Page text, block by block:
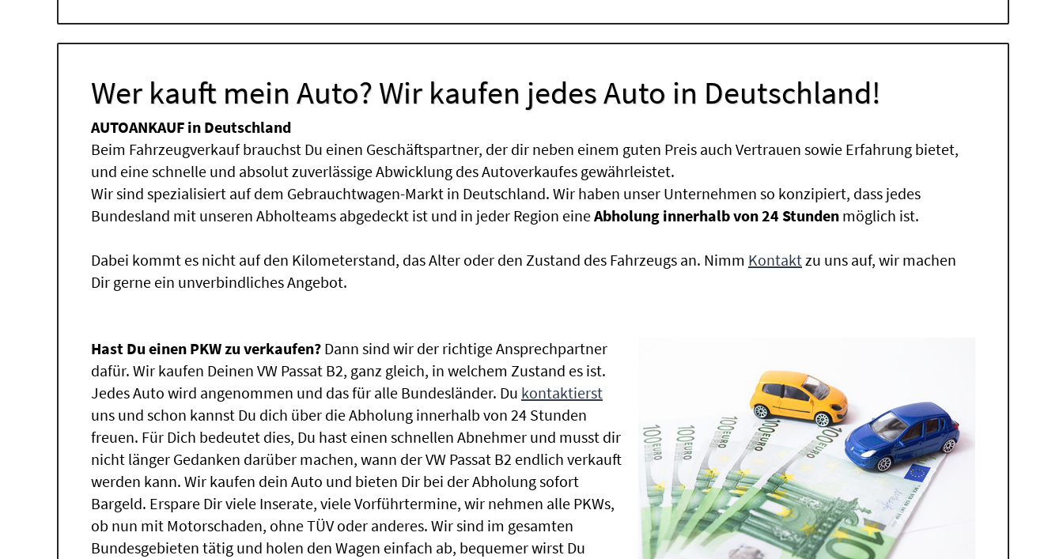
Wer kauft mein Auto? Wir kaufen jedes Auto in Deutschland!
AUTOANKAUF in Deutschland
Beim Fahrzeugverkauf brauchst Du einen Geschäftspartner, der dir neben einem guten Preis auch Vertrauen sowie Erfahrung bietet,
und eine schnelle und absolut zuverlässige Abwicklung des Autoverkaufes gewährleistet.
Wir sind spezialisiert auf dem Gebrauchtwagen-Markt in Deutschland. Wir haben unser Unternehmen so konzipiert, dass jedes
Bundesland mit unseren Abholteams abgedeckt ist und in jeder Region eineAbholung innerhalb von 24 Stunden möglich ist.
Dabei kommt es nicht auf den Kilometerstand, das Alter oder den Zustand des Fahrzeugs an. Nimm Kontaktzu uns auf, wir machen
Dir gerne ein unverbindliches Angebot.
Hast Du einen PKW zu verkaufen? Dann sind wir der richtige Ansprechpartner
dafür. Wir kaufen Deinen VW Passat B2, ganz gleich, in welchem Zustand es ist.
Jedes Auto wird angenommen und das für alle Bundesländer. Du kontaktierst
uns und schon kannst Du dich über die Abholung innerhalb von 24 Stunden
freuen. Für Dich bedeutet dies, Du hast einen schnellen Abnehmer und musst dir
nicht länger Gedanken darüber machen, wann der VW Passat B2 endlich verkauft
werden kann. Wir kaufen dein Auto und bieten Dir bei der Abholung sofort
Bargeld. Erspare Dir viele Inserate, viele Vorführtermine, wir nehmen alle PKWs,
ob nun mit Motorschaden, ohne TÜV oder anderes. Wir sind im gesamten
Bundesgebieten tätig und holen den Wagen einfach ab, bequemer wirst Du